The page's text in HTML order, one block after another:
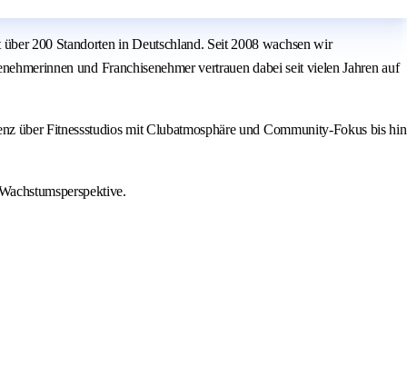
200 Standorten in Deutschland. Seit 2008 wachsen wir
und Franchisenehmer vertrauen dabei seit vielen Jahren auf
über Fitnessstudios mit Clubatmosphäre und Community-Fokus bis hin